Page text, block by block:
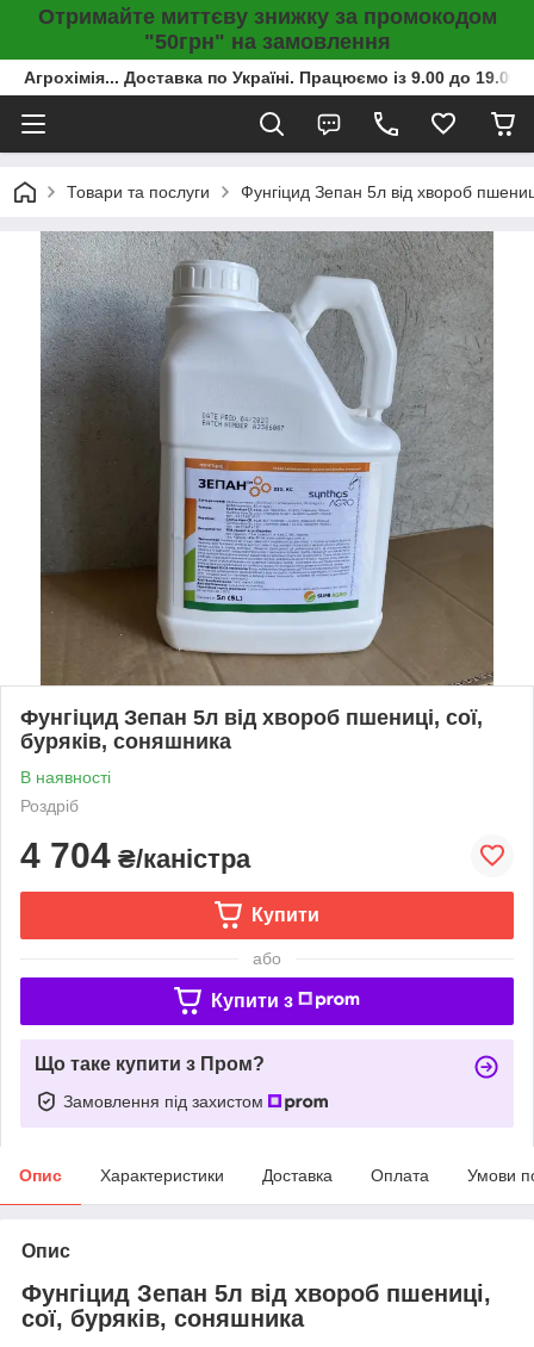
Отримайте миттєву знижку за промокодом
"50грн" на замовлення
Агрохімія... Доставка по Україні. Працюємо із 9.00 до
Товари та послуги Фунгіцид Зепан 5л від хвороб
Фунгіцид Зепан 5л від хвороб пшениці, сої,
буряків, соняшника
В наявності
Роздріб
4 704 ₴/каністра
Купити
або
Купити з
Що таке купити з Пром?
Замовлення під захистом
Опис Характеристики Доставка Оплата Умови
Опис
Фунгіцид Зепан 5л від хвороб пшениці,
сої, буряків, соняшника